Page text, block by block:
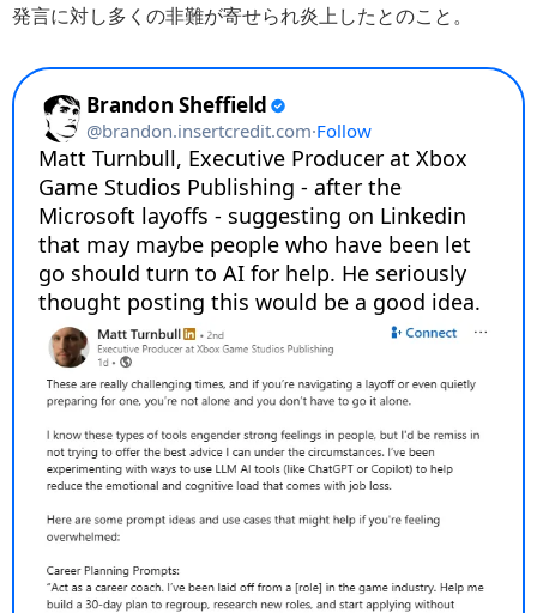
発言に対し多くの非難が寄せられ炎上したとのこと。